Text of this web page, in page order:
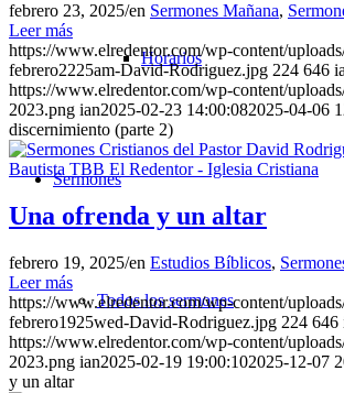
Horarios
Sermones
Todos los sermones
febrero 23, 2025/en Sermones Mañana,
Leer más
https://www.elredentor.com/wp-content/
febrero2225am-David-Rodriguez.jpg 224 646
https://www.elredentor.com/wp-content/
2023.png ian2025-02-23 14:00:082025-04-06
discernimiento (parte 2)
Una ofrenda y un altar
febrero 19, 2025/en Estudios Bíblicos,
Leer más
https://www.elredentor.com/wp-content/
febrero1925wed-David-Rodriguez.jpg 224 646
https://www.elredentor.com/wp-content/
2023.png ian2025-02-19 19:00:102025-12-07
y un altar